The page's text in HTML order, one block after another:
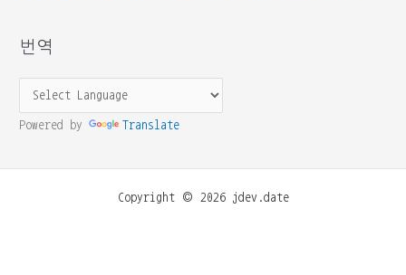
번역
Powered by Translate
Copyright © 2026 jdev.date